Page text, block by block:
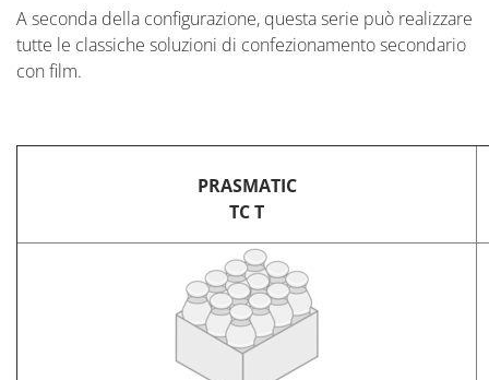
A seconda della configurazione, questa serie può realizzare
tutte le classiche soluzioni di confezionamento secondario
con film.
PRASMATIC
TC T